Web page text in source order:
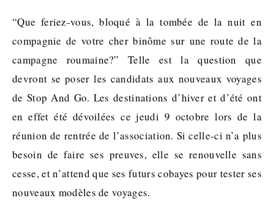
“Que feriez-vous, bloqué à la tombée de la nuit en
compagnie de votre cher binôme sur une route de la
campagne roumaine?” Telle est la question que
devront se poser les candidats aux nouveaux voyages
de Stop And Go. Les destinations d’hiver et d’été ont
en effet été dévoilées ce jeudi 9 octobre lors de la
réunion de rentrée de l’association. Si celle-ci n’a plus
besoin de faire ses preuves, elle se renouvelle sans
cesse, et n’attend que ses futurs cobayes pour tester ses
nouveaux modèles de voyages.